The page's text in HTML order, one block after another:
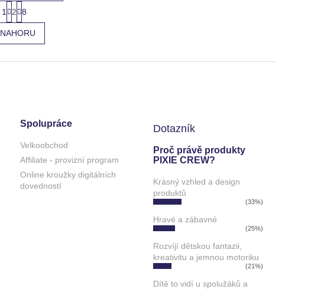
O
v
d
t
r
á
n
1 2 8
NAHORU
Spolupráce
Velkoobchod
Affiliate - provizní program
Online kroužky digitálních
dovedností
Dotazník
Proč právě produkty
PIXIE CREW?
Krásný vzhled a design
produktů
(33%)
Hravé a zábavné
(25%)
Rozvíjí dětskou fantazii,
kreativitu a jemnou motoriku
(21%)
Dítě to vidí u spolužáků a